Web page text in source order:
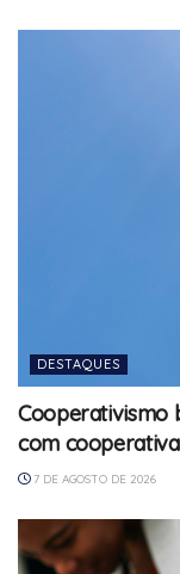
DESTAQUES
Cooperativismo
com
7 DE AGOSTO DE 2026